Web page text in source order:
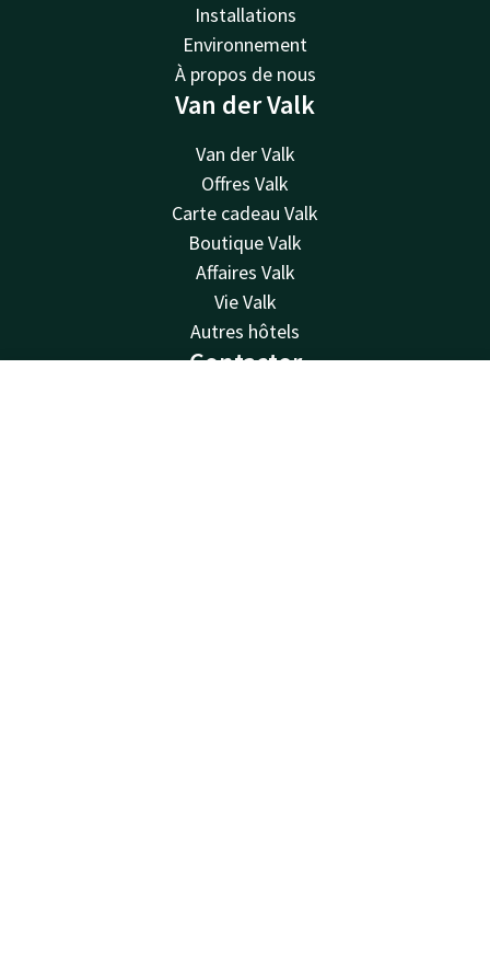
Installations
Environnement
À propos de nous
Van der Valk
Van der Valk
Offres Valk
Carte cadeau Valk
Boutique Valk
Affaires Valk
Vie Valk
Autres hôtels
Contacter